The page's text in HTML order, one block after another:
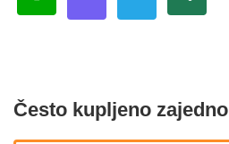
Često kupljeno zajedno